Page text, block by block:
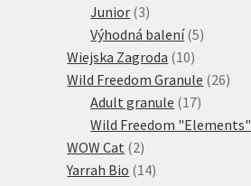
produktů
Junior 33
produkty
Výhodná balení 55
Wiejska Zagroda 1010
produktů
Wild Freedom Granule 2626
Adult granule 1717
produktů
Wild Freedom "Elements"
WOW Cat 22
produkty
Yarrah Bio 1414